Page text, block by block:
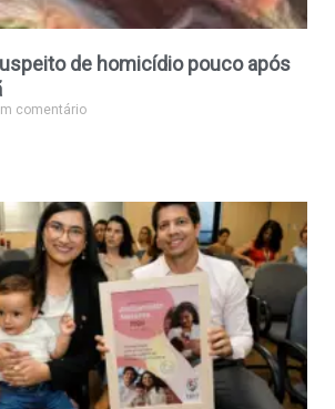
de homicídio pouco após
comentário